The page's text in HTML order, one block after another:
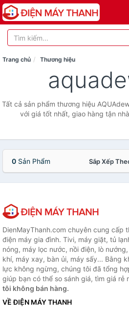
Trang chủ Thương hiệu
Tất cả sản phẩm thương hiệu
với giá tốt nhất, giao hàng tận
0 Sản Phẩm Sắp Xếp
DienMayThanh.com chuyên cung cấp
điện máy gia đình. Tivi, máy giặt, tủ
nóng, máy lọc nước, nồi điện, lò
khí, máy xay, bàn ủi, máy sấy... Bằng
lực không ngừng, chúng tôi đã tổng
giúp bạn có thể so sánh giá, tìm giá rẻ
tôi không bán hàng.
VỀ ĐIỆN MÁY THANH